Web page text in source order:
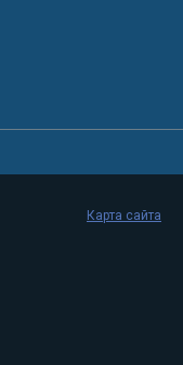
Карта сайта